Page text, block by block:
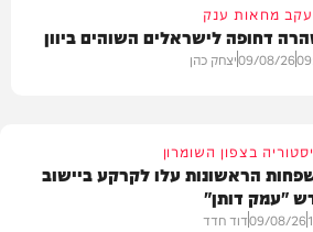
עקב מחאות ענק
דחופה לישראלים השוהים ביוון
09/08/26יצחק כהן
בצפון השומרון
הראשונות עלו לקרקע ביישוב
"עמק דותן"
09/08/26דוד חדד